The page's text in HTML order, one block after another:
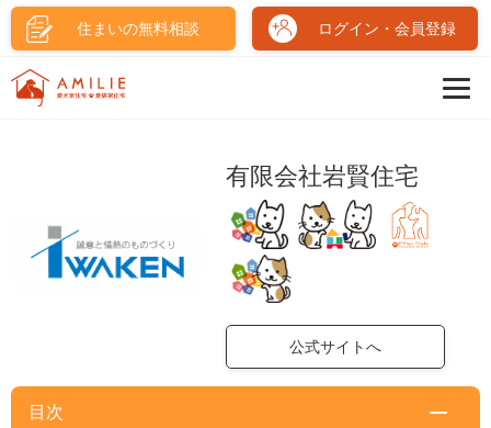
住まいの無料相談 ログイン・会員登録
有限会社岩賢住宅
公式サイトへ
目次